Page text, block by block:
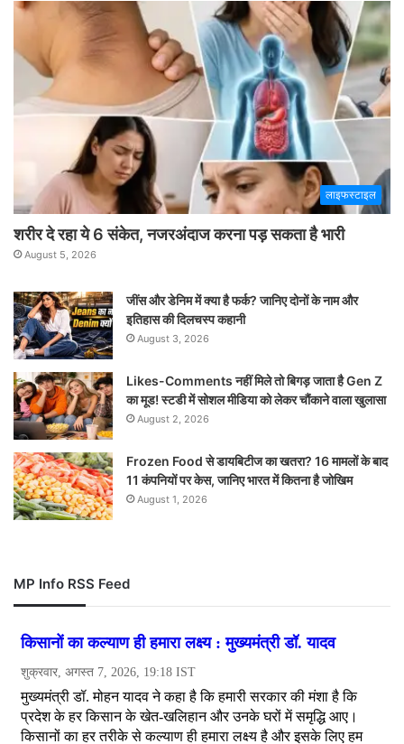
लाइफस्टाइल
शरीर दे रहा ये 6 संकेत, नजरअंदाज करना पड़ सकता है भारी
August 5, 2026
जींस और डेनिम में क्या है फर्क? जानिए दोनों के नाम और
इतिहास की दिलचस्प कहानी
August 3, 2026
Likes-Comments नहीं मिले तो बिगड़ जाता है Gen Z
का मूड! स्टडी में सोशल मीडिया को लेकर चौंकाने वाला खुलासा
August 2, 2026
Frozen Food से डायबिटीज का खतरा? 16 मामलों के बाद
11 कंपनियों पर केस, जानिए भारत में कितना है जोखिम
August 1, 2026
MP Info RSS Feed